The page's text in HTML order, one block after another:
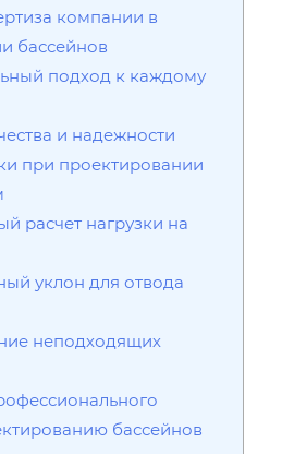
компании в
бассейнов
подход к каждому
и надежности
при проектировании
расчет нагрузки на
уклон для отвода
неподходящих
бассейнов